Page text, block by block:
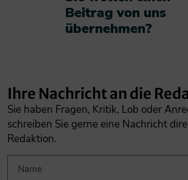
Beitrag von uns
übernehmen?​
Ihre Nachricht an die
Sie haben Fragen, Kritik, Lob oder
schreiben Sie gerne eine Nachricht
Redaktion.